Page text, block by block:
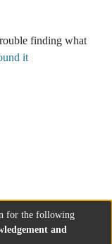
finding what
it
for the following
and